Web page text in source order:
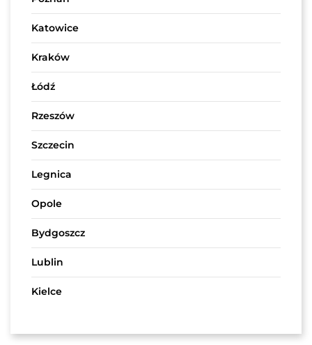
Katowice
Kraków
Łódź
Rzeszów
Szczecin
Legnica
Opole
Bydgoszcz
Lublin
Kielce